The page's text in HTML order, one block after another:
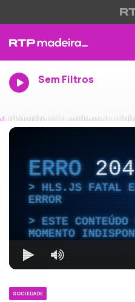
Sem Filtros
ERRO204
HLS.JS FATAL
ERROR
ESTE
MOMENTO
SOCIEDADE